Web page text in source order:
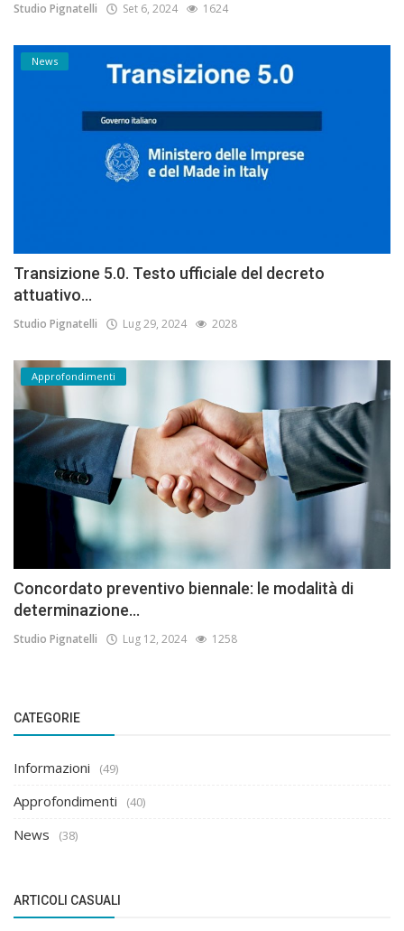
Studio Pignatelli Set 6, 2024 1624
News
Transizione 5.0. Testo ufficiale del decreto
attuativo...
Studio Pignatelli Lug 29, 2024 2028
Approfondimenti
Concordato preventivo biennale: le modalità di
determinazione...
Studio Pignatelli Lug 12, 2024 1258
CATEGORIE
Informazioni (49)
Approfondimenti (40)
News (38)
ARTICOLI CASUALI